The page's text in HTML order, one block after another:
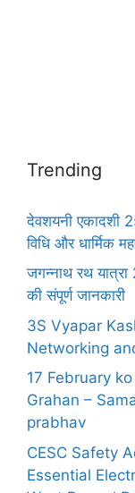
Trending
देवशयनी एकादशी
विधि और धार्मिक
जगन्नाथ रथ
की संपूर्ण जानकारी
3S Vyapar
Networking
17 February
Grahan –
prabhav
CESC Safety
Essential